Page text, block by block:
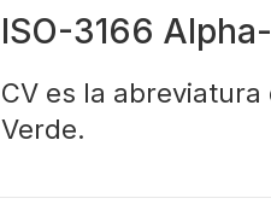
ISO-3166
CV es la
Verde.